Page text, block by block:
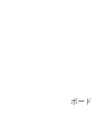
ボー